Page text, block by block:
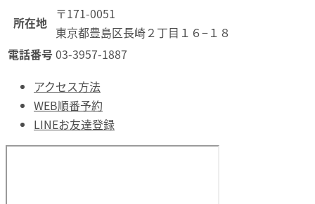
所在地
〒171-0051
東京都豊島区長崎２丁目１６−１８
電話番号03-3957-1887
アクセス方法
WEB順番予約
LINEお友達登録